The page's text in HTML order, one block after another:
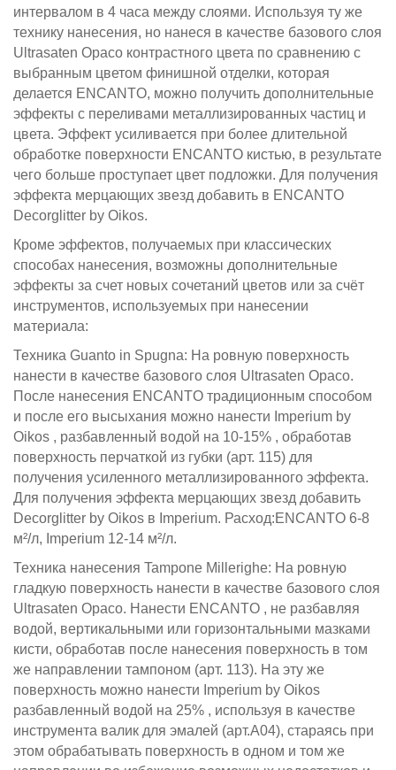
интервалом в 4 часа между слоями. Используя ту же
технику нанесения, но нанеся в качестве базового слоя
Ultrasaten Opaco контрастного цвета по сравнению с
выбранным цветом финишной отделки, которая
делается ENCANTO, можно получить дополнительные
эффекты с переливами металлизированных частиц и
цвета. Эффект усиливается при более длительной
обработке поверхности ENCANTO кистью, в результате
чего больше проступает цвет подложки. Для получения
эффекта мерцающих звезд добавить в ENCANTO
Decorglitter by Oikos.
Кроме эффектов, получаемых при классических
способах нанесения, возможны дополнительные
эффекты за счет новых сочетаний цветов или за счёт
инструментов, используемых при нанесении
материала:
Техника Guanto in Spugna: На ровную поверхность
нанести в качестве базового слоя Ultrasaten Opaco.
После нанесения ENCANTO традиционным способом
и после его высыхания можно нанести Imperium by
Oikos , разбавленный водой на 10-15% , обработав
поверхность перчаткой из губки (арт. 115) для
получения усиленного металлизированного эффекта.
Для получения эффекта мерцающих звезд добавить
Decorglitter by Oikos в Imperium. Расход:ENCANTO 6-8
м²/л, Imperium 12-14 м²/л.
Техника нанесения Tampone Millerighe: На ровную
гладкую поверхность нанести в качестве базового слоя
Ultrasaten Opaco. Нанести ENCANTO , не разбавляя
водой, вертикальными или горизонтальными мазками
кисти, обработав после нанесения поверхность в том
же направлении тампоном (арт. 113). На эту же
поверхность можно нанести Imperium by Oikos
разбавленный водой на 25% , используя в качестве
инструмента валик для эмалей (арт.А04), стараясь при
этом обрабатывать поверхность в одном и том же